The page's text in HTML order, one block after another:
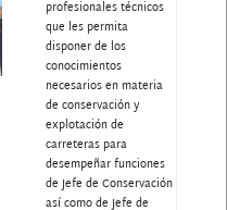
profesionales técnicos
que les permita
disponer de los
conocimientos
necesarios en materia
de conservación y
explotación de
carreteras para
desempeñar funciones
de Jefe de Conservación
así como de Jefe de